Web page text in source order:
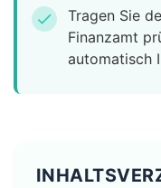
check
Tragen Sie
Finanzamt
automatisch